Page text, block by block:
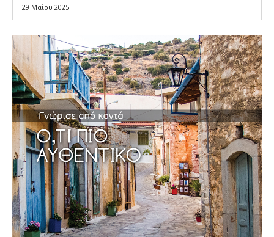
29 Μαΐου 2025